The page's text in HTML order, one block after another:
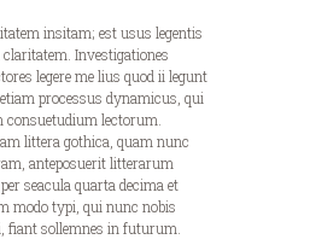
insitam; est usus legentis
Investigationes
legere me lius quod ii legunt
processus dynamicus, qui
lectorum.
littera gothica, quam nunc
anteposuerit litterarum
seacula quarta decima et
modo typi, qui nunc nobis
fiant sollemnes in futurum.